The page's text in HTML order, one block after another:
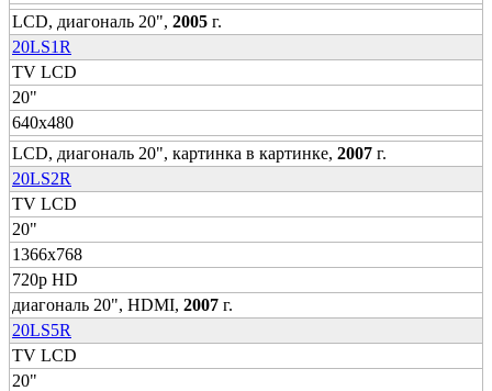
LCD, диагональ 20", 2005 г.
20LS1R
TV LCD
20"
640x480
LCD, диагональ 20", картинка в картинке, 2007 г.
20LS2R
TV LCD
20"
1366x768
720p HD
диагональ 20", HDMI, 2007 г.
20LS5R
TV LCD
20"